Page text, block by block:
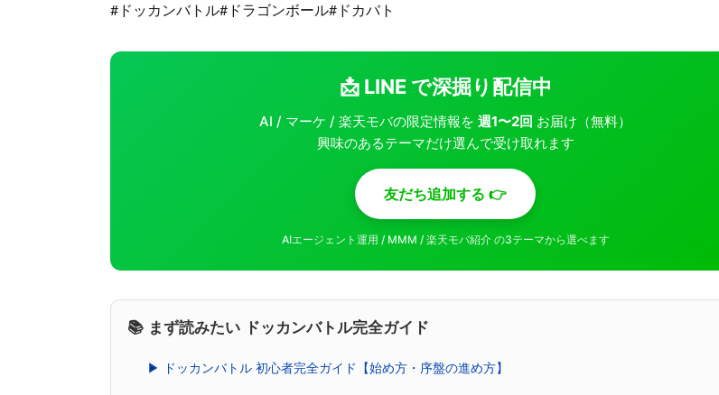
#ドッカンバトル#ドラゴンボール#ドカバト
📩 LINE で深掘り配信中
AI / マーケ / 楽天モバの限定情報を週1〜2回 お届け（無料）
興味のあるテーマだけ選んで受け取れます
友だち追加する 👉
AIエージェント運用 / MMM / 楽天モバ紹介 の3テーマから選べます
📚 まず読みたい ドッカンバトル完全ガイド
▶ ドッカンバトル 初心者完全ガイド【始め方・序盤の進め方】